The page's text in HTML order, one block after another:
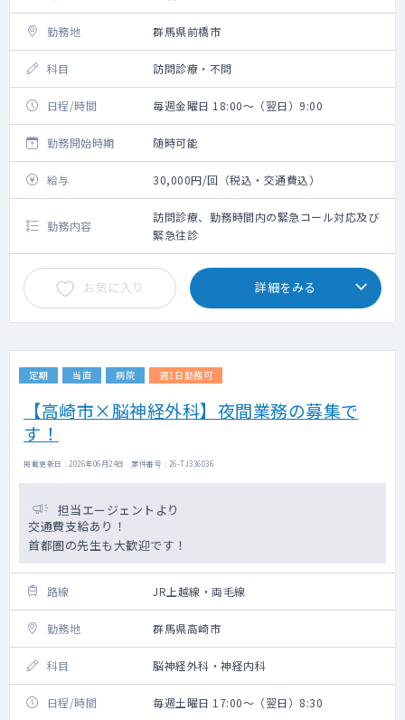
勤務地 群馬県前橋市
科目 訪問診療・不問
日程/時間 毎週金曜日 18:00～（翌日）9:00
勤務開始時期 随時可能
給与 30,000円/回（税込・交通費込）
勤務内容
訪問診療、勤務時間内の緊急コール対応及び
緊急往診
お気に入り 詳細をみる
定期 当直 病院 週1日勤務可
【高崎市×脳神経外科】夜間業務の募集で
す！
掲載更新日 : 2026年06月24日 案件番号 : 26-TJ336036
担当エージェントより
交通費支給あり！
首都圏の先生も大歓迎です！
路線 JR上越線・両毛線
勤務地 群馬県高崎市
科目 脳神経外科・神経内科
日程/時間 毎週土曜日 17:00～（翌日）8:30